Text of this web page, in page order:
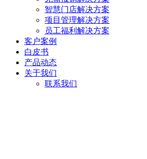
智慧门店解决方案
项目管理解决方案
员工福利解决方案
客户案例
白皮书
产品动态
关于我们
联系我们